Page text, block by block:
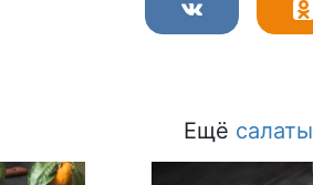
Ещё салаты